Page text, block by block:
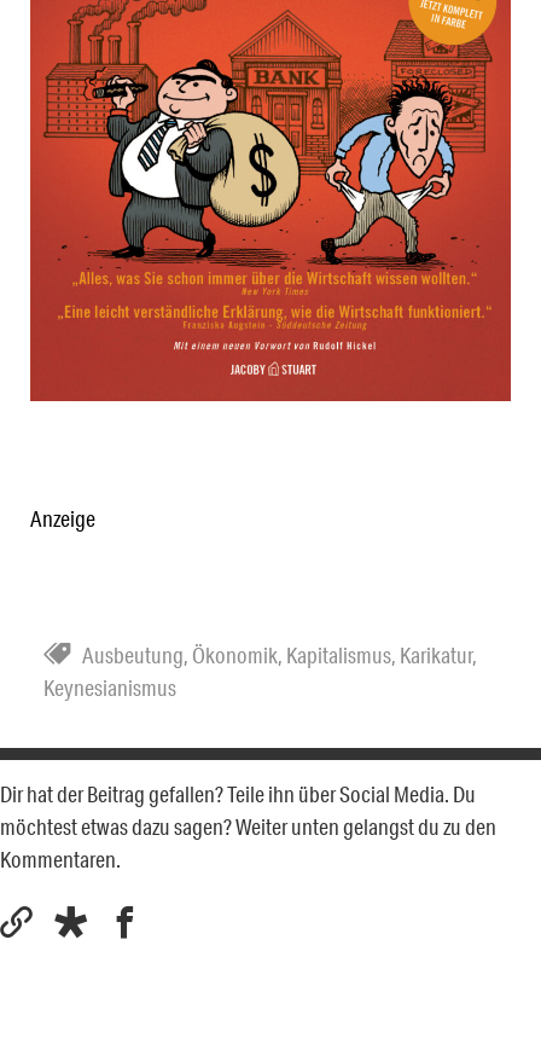
Anzeige
Ausbeutung, Ökonomik, Kapitalismus, Karikatur,
Keynesianismus
Dir hat der Beitrag gefallen? Teile ihn über Social Media. Du
möchtest etwas dazu sagen? Weiter unten gelangst du zu den
Kommentaren.